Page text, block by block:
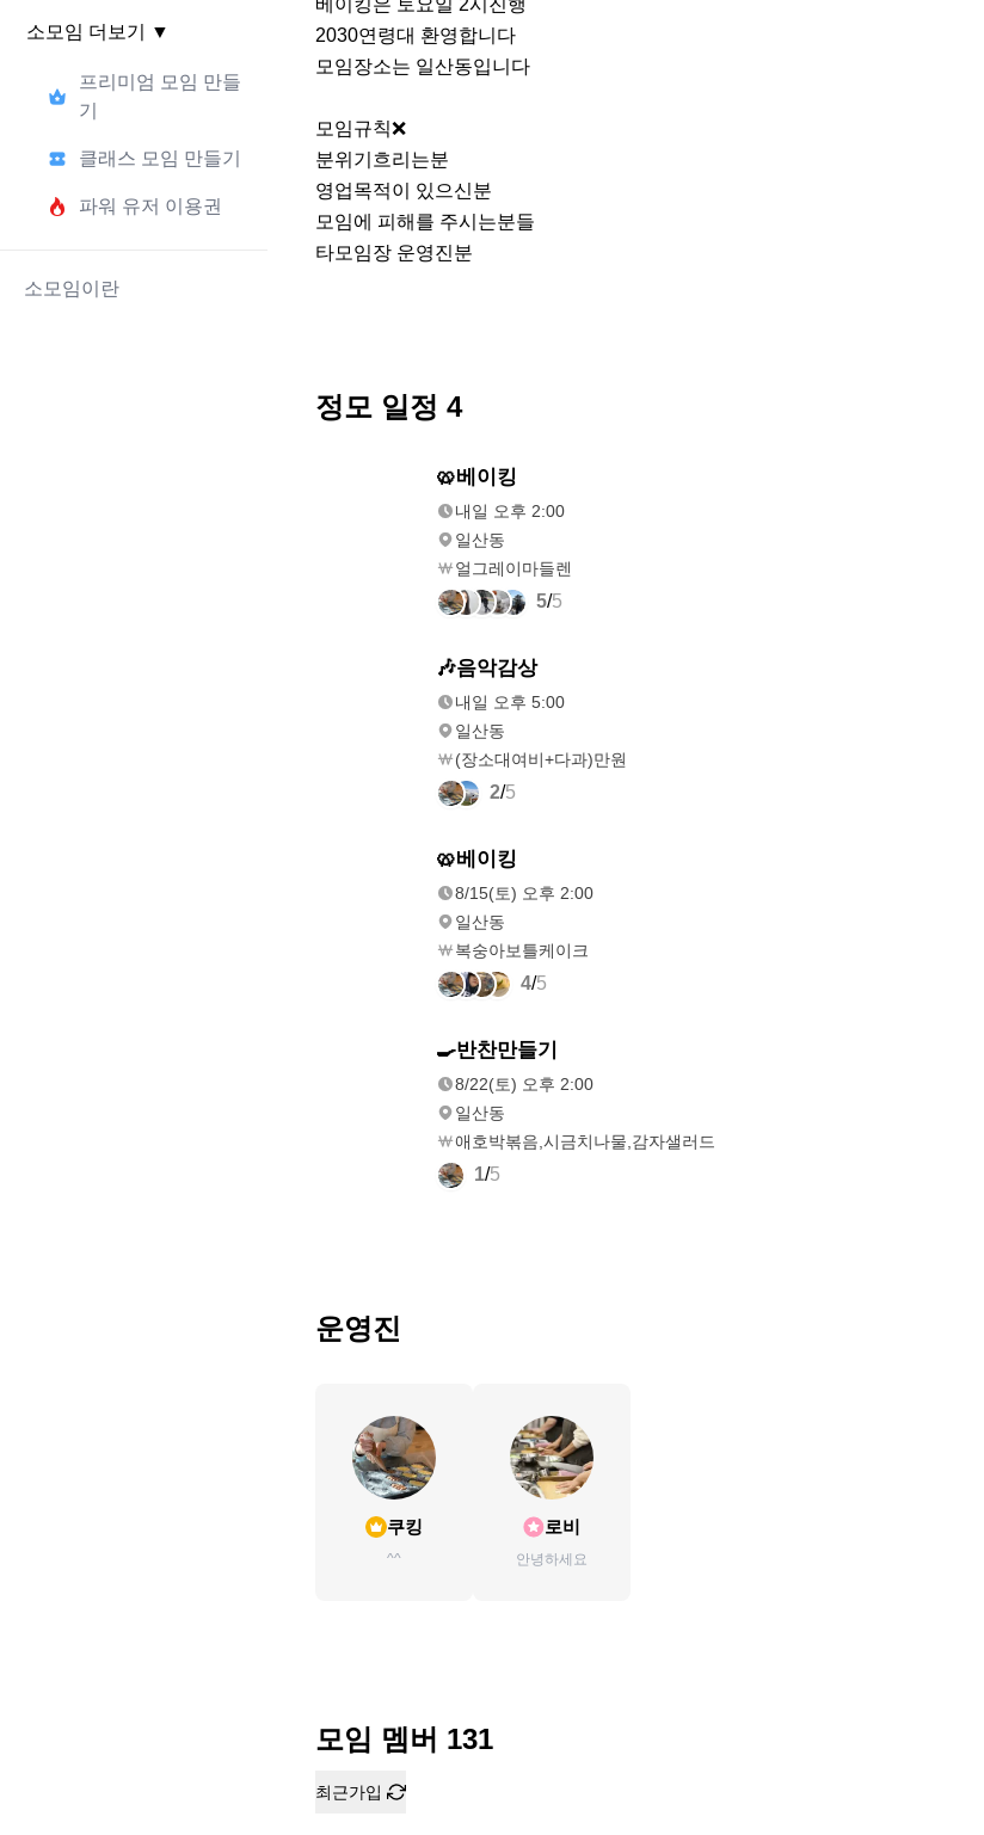
소모임 더보기 ▼
프리미엄 모임 만들
기
클래스 모임 만들기
파워 유저 이용권
소모임이란
베이킹은 토요일 2시진행
2030연령대 환영합니다
모임장소는 일산동입니다
모임규칙❌
분위기흐리는분
영업목적이 있으신분
모임에 피해를 주시는분들
타모임장 운영진분
정모 일정 4
🥨베이킹
내일 오후 2:00
일산동
얼그레이마들렌
5/5
🎶음악감상
내일 오후 5:00
일산동
(장소대여비+다과)만원
2/5
🥨베이킹
8/15(토) 오후 2:00
일산동
복숭아보틀케이크
4/5
🍳반찬만들기
8/22(토) 오후 2:00
일산동
애호박볶음,시금치나물,감자샐러드
1/5
운영진
쿠킹
^^
로비
안녕하세요
모임 멤버 131
최근가입